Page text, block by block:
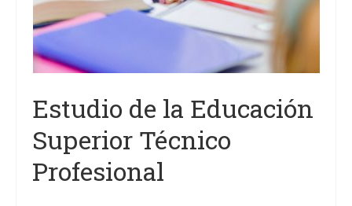
Estudio de la Educación
Superior Técnico
Profesional